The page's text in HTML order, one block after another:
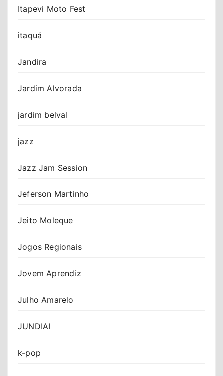
Itapevi Moto Fest
itaquá
Jandira
Jardim Alvorada
jardim belval
jazz
Jazz Jam Session
Jeferson Martinho
Jeito Moleque
Jogos Regionais
Jovem Aprendiz
Julho Amarelo
JUNDIAI
k-pop